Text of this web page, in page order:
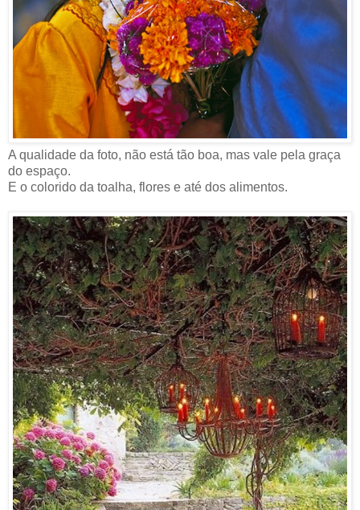
A qualidade da foto, não está tão boa, mas vale pela graça
do espaço.
E o colorido da toalha, flores e até dos alimentos.